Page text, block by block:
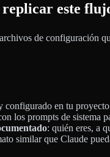
replicar este
de configuración
configurado en tu
los prompts de sistema
: quién eres, a
similar que Claude